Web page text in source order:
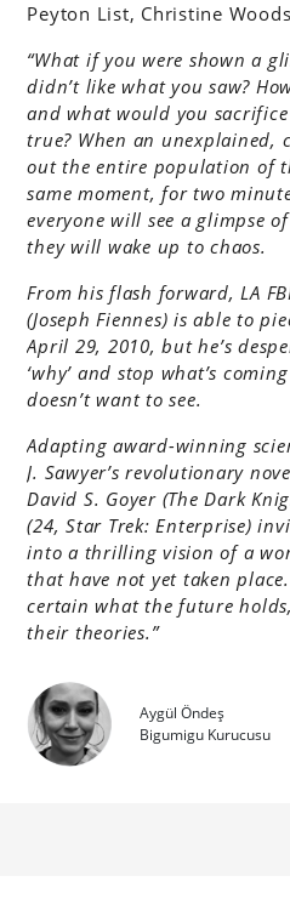
Peyton List, Christine Woods
“What if you were shown a
didn’t like what you saw?
and what would you
true? When an unexplained,
out the entire population of
same moment, for two
everyone will see a glimpse
they will wake up to chaos.
From his flash forward, LA
(Joseph Fiennes) is able to
April 29, 2010, but he’s
‘why’ and stop what’s
doesn’t want to see.
Adapting award-winning
J. Sawyer’s revolutionary
David S. Goyer (The Dark
(24, Star Trek: Enterprise)
into a thrilling vision of a
that have not yet taken
certain what the future
their theories.”
Aygül Öndeş
Bigumigu Kurucusu